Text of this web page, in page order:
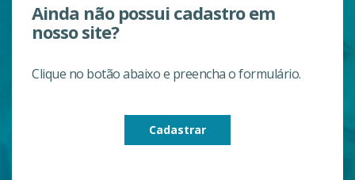
Ainda não possui cadastro em
nosso site?
Clique no botão abaixo e preencha o formulário.
Cadastrar